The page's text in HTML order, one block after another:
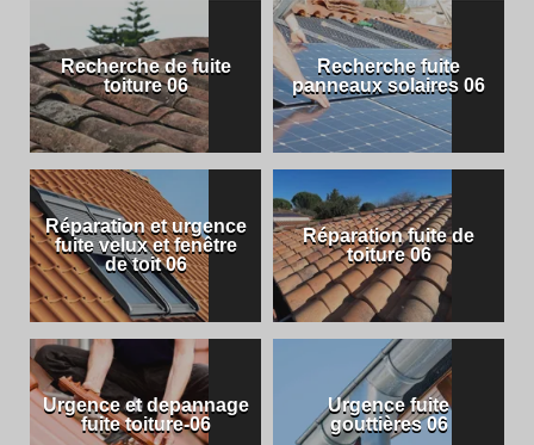
Recherche de fuite
toiture 06
Recherche fuite
panneaux solaires 06
Réparation et urgence
fuite velux et fenêtre
de toit 06
Réparation fuite de
toiture 06
Urgence et depannage
fuite toiture-06
Urgence fuite
gouttières 06